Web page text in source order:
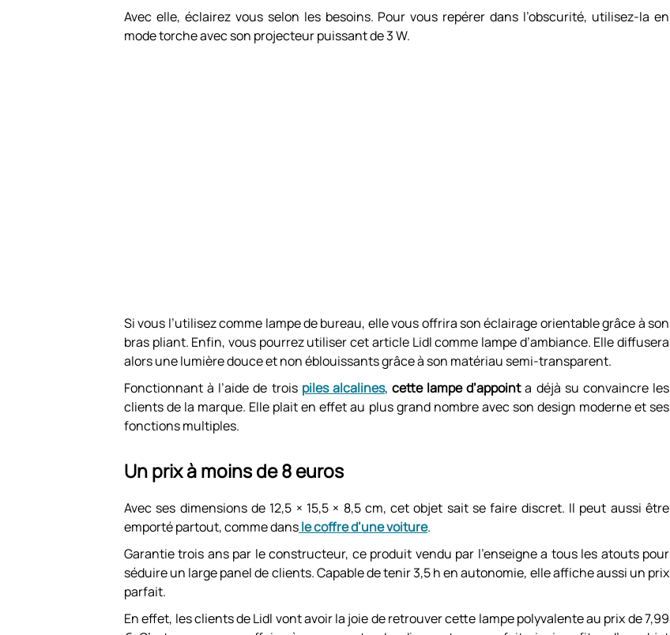
Avec elle, éclairez vous selon les besoins. Pour vous repérer dans l’obscurité, utilisez-la en
mode torche avec son projecteur puissant de 3 W.
Si vous l’utilisez comme lampe de bureau, elle vous offrira son éclairage orientable grâce à son
bras pliant. Enfin, vous pourrez utiliser cet article Lidl comme lampe d’ambiance. Elle diffusera
alors une lumière douce et non éblouissants grâce à son matériau semi-transparent.
Fonctionnant à l’aide de trois piles alcalines,cette lampe d’appointa déjà su convaincre les
clients de la marque. Elle plait en effet au plus grand nombre avec son design moderne et ses
fonctions multiples.
Un prix à moins de 8 euros
Avec ses dimensions de 12,5 × 15,5 × 8,5 cm, cet objet sait se faire discret. Il peut aussi être
emporté partout, comme dansle coffre d’une voiture.
Garantie trois ans par le constructeur, ce produit vendu par l’enseigne a tous les atouts pour
séduire un large panel de clients. Capable de tenir 3,5 h en autonomie, elle affiche aussi un prix
parfait.
En effet, les clients de Lidl vont avoir la joie de retrouver cette lampe polyvalente au prix de 7,99